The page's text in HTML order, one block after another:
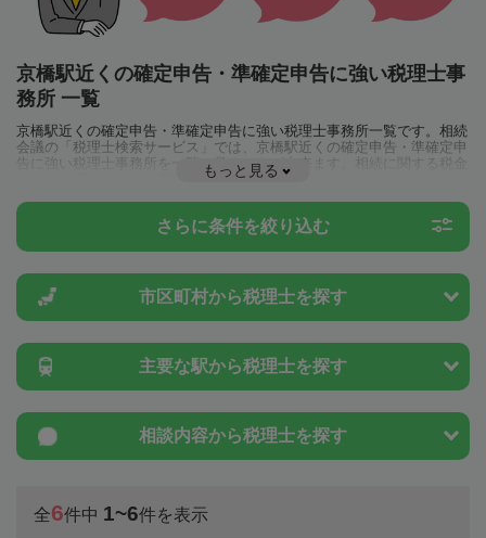
京橋駅近くの確定申告・準確定申告に強い税理士事
務所 一覧
京橋駅近くの確定申告・準確定申告に強い税理士事務所一覧です。相続
会議の「税理士検索サービス」では、京橋駅近くの確定申告・準確定申
告に強い税理士事務所を一覧で見ることが出来ます。相続に関する税金
や特例制度のことは一度近隣の税理士に相談してみましょう。
もっと見る
さらに条件を絞り込む
市区町村から税理士を探す
主要な駅から税理士を探す
相談内容から税理士を探す
全6件中 1~6件を表示